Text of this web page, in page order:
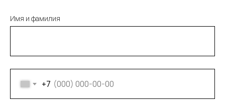
Имя и фамилия
+7